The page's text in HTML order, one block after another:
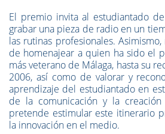
El premio invita al estudiantado
grabar una pieza de radio en un
las rutinas profesionales.
de homenajear a quien ha sido el
más veterano de Málaga, hasta su
2006, así como de valorar y
aprendizaje del estudiantado en
de la comunicación y la creación
pretende estimular este itinerario
la innovación en el medio.